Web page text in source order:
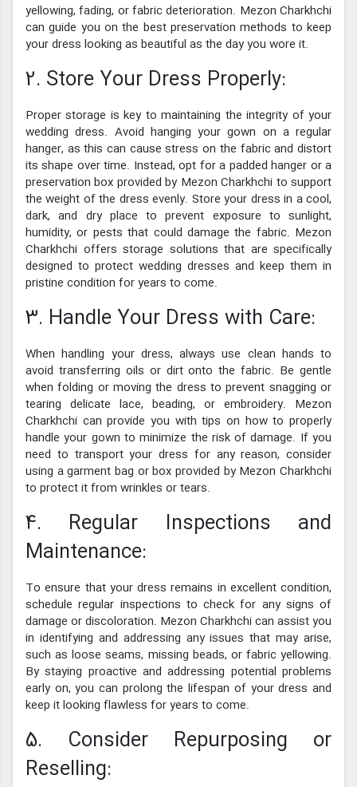
yellowing, fading, or fabric deterioration. Mezon Charkhchi
can guide you on the best preservation methods to keep
your dress looking as beautiful as the day you wore it.
2. Store Your Dress Properly:
Proper storage is key to maintaining the integrity of your
wedding dress. Avoid hanging your gown on a regular
hanger, as this can cause stress on the fabric and distort
its shape over time. Instead, opt for a padded hanger or a
preservation box provided by Mezon Charkhchi to support
the weight of the dress evenly. Store your dress in a cool,
dark, and dry place to prevent exposure to sunlight,
humidity, or pests that could damage the fabric. Mezon
Charkhchi offers storage solutions that are specifically
designed to protect wedding dresses and keep them in
pristine condition for years to come.
3. Handle Your Dress with Care:
When handling your dress, always use clean hands to
avoid transferring oils or dirt onto the fabric. Be gentle
when folding or moving the dress to prevent snagging or
tearing delicate lace, beading, or embroidery. Mezon
Charkhchi can provide you with tips on how to properly
handle your gown to minimize the risk of damage. If you
need to transport your dress for any reason, consider
using a garment bag or box provided by Mezon Charkhchi
to protect it from wrinkles or tears.
4. Regular Inspections and
Maintenance:
To ensure that your dress remains in excellent condition,
schedule regular inspections to check for any signs of
damage or discoloration. Mezon Charkhchi can assist you
in identifying and addressing any issues that may arise,
such as loose seams, missing beads, or fabric yellowing.
By staying proactive and addressing potential problems
early on, you can prolong the lifespan of your dress and
keep it looking flawless for years to come.
5. Consider Repurposing or
Reselling: